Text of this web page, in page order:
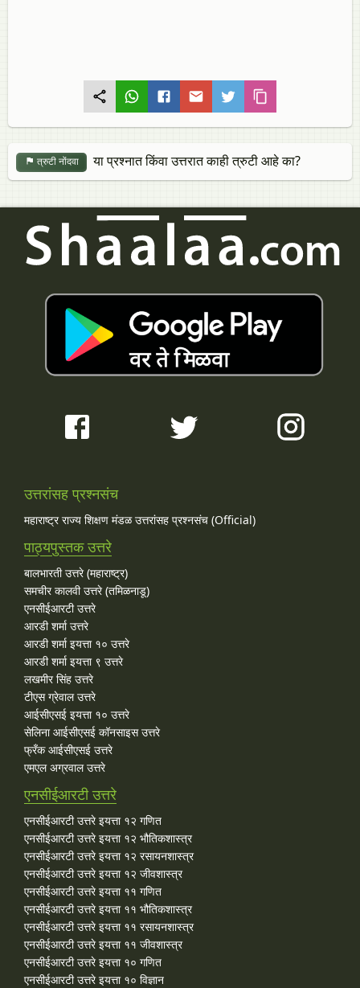
त्रुटी नोंदवा या प्रश्नात किंवा उत्तरात काही त्रुटी आहे का?
उत्तरांसह प्रश्नसंच
महाराष्ट्र राज्य शिक्षण मंडळ उत्तरांसह प्रश्नसंच (Official)
पाठ्यपुस्तक उत्तरे
बालभारती उत्तरे (महाराष्ट्र)
समचीर कालवी उत्तरे (तमिळनाडू)
एनसीईआरटी उत्तरे
आरडी शर्मा उत्तरे
आरडी शर्मा इयत्ता १० उत्तरे
आरडी शर्मा इयत्ता ९ उत्तरे
लखमीर सिंह उत्तरे
टीएस ग्रेवाल उत्तरे
आईसीएसई इयत्ता १० उत्तरे
सेलिना आईसीएसई कॉनसाइस उत्तरे
फ्रँक आईसीएसई उत्तरे
एमएल अग्रवाल उत्तरे
एनसीईआरटी उत्तरे
एनसीईआरटी उत्तरे इयत्ता १२ गणित
एनसीईआरटी उत्तरे इयत्ता १२ भौतिकशास्त्र
एनसीईआरटी उत्तरे इयत्ता १२ रसायनशास्त्र
एनसीईआरटी उत्तरे इयत्ता १२ जीवशास्त्र
एनसीईआरटी उत्तरे इयत्ता ११ गणित
एनसीईआरटी उत्तरे इयत्ता ११ भौतिकशास्त्र
एनसीईआरटी उत्तरे इयत्ता ११ रसायनशास्त्र
एनसीईआरटी उत्तरे इयत्ता ११ जीवशास्त्र
एनसीईआरटी उत्तरे इयत्ता १० गणित
एनसीईआरटी उत्तरे इयत्ता १० विज्ञान